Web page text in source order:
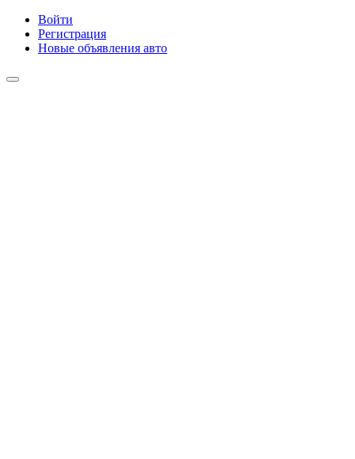
Войти
Регистрация
Новые объявления авто